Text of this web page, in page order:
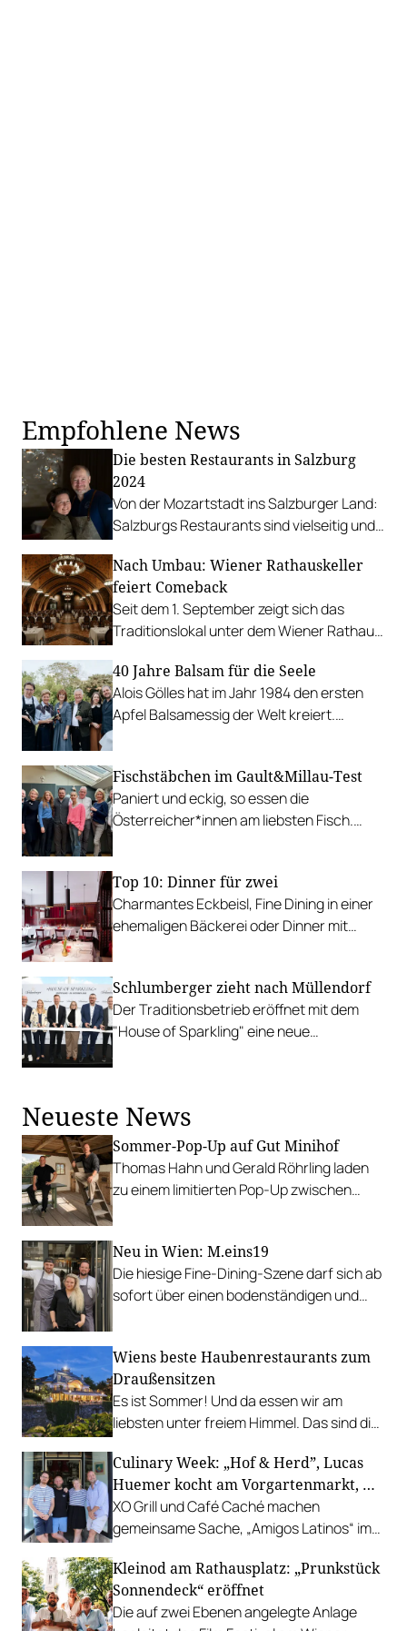
Empfohlene News
Die besten Restaurants in Salzburg
2024
Von der Mozartstadt ins Salzburger Land:
Salzburgs Restaurants sind vielseitig und
Nach Umbau: Wiener Rathauskeller
feiert Comeback
Seit dem 1. September zeigt sich das
Traditionslokal unter dem Wiener Rathaus
polierten Seite.
40 Jahre Balsam für die Seele
Alois Gölles hat im Jahr 1984 den ersten
Apfel Balsamessig der Welt kreiert.
Fischstäbchen im Gault&Millau-Test
Paniert und eckig, so essen die
Österreicher*innen am liebsten Fisch.
Top 10: Dinner für zwei
Charmantes Eckbeisl, Fine Dining in einer
ehemaligen Bäckerei oder Dinner mit
Wien.
Schlumberger zieht nach Müllendorf
Der Traditionsbetrieb eröffnet mit dem
"House of Sparkling" eine neue
Neueste News
Sommer-Pop-Up auf Gut Minihof
Thomas Hahn und Gerald Röhrling laden
zu einem limitierten Pop-Up zwischen
Neu in Wien: M.eins19
Die hiesige Fine-Dining-Szene darf sich ab
sofort über einen bodenständigen und
Wiens beste Haubenrestaurants zum
Draußensitzen
Es ist Sommer! Und da essen wir am
liebsten unter freiem Himmel. Das sind die
Gastgarten.
Culinary Week: „Hof & Herd”, Lucas
Huemer kocht am Vorgartenmarkt, …
XO Grill und Café Caché machen
gemeinsame Sache, „Amigos Latinos“ im
Richard Rauch kocht in der Riederalm
u.v.m.
Kleinod am Rathausplatz: „Prunkstück
Sonnendeck“ eröffnet
Die auf zwei Ebenen angelegte Anlage